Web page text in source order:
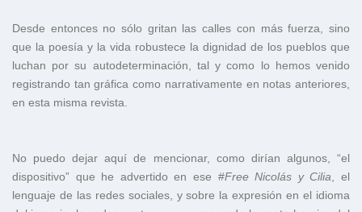
Desde entonces no sólo gritan las calles con más fuerza, sino
que la poesía y la vida robustece la dignidad de los pueblos que
luchan por su autodeterminación, tal y como lo hemos venido
registrando tan gráfica como narrativamente en notas anteriores,
en esta misma revista.
No puedo dejar aquí de mencionar, como dirían algunos, “el
dispositivo” que he advertido en ese #Free Nicolás y Cilia , el
lenguaje de las redes sociales, y sobre la expresión en el idioma